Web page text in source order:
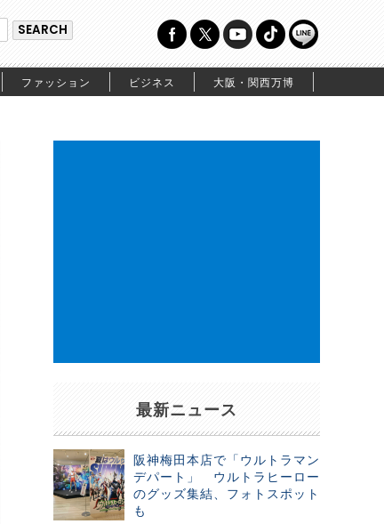
ファッション ビジネス 大阪・関西万博
最新ニュース
阪神梅田本店で「ウルトラマン
デパート」 ウルトラヒーロー
のグッズ集結、フォトスポット
も